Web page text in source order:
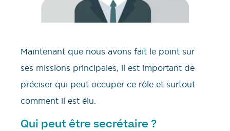
Maintenant que nous avons fait le point sur
ses missions principales, il est important de
préciser qui peut occuper ce rôle et surtout
comment il est élu.
Qui peut être secrétaire ?